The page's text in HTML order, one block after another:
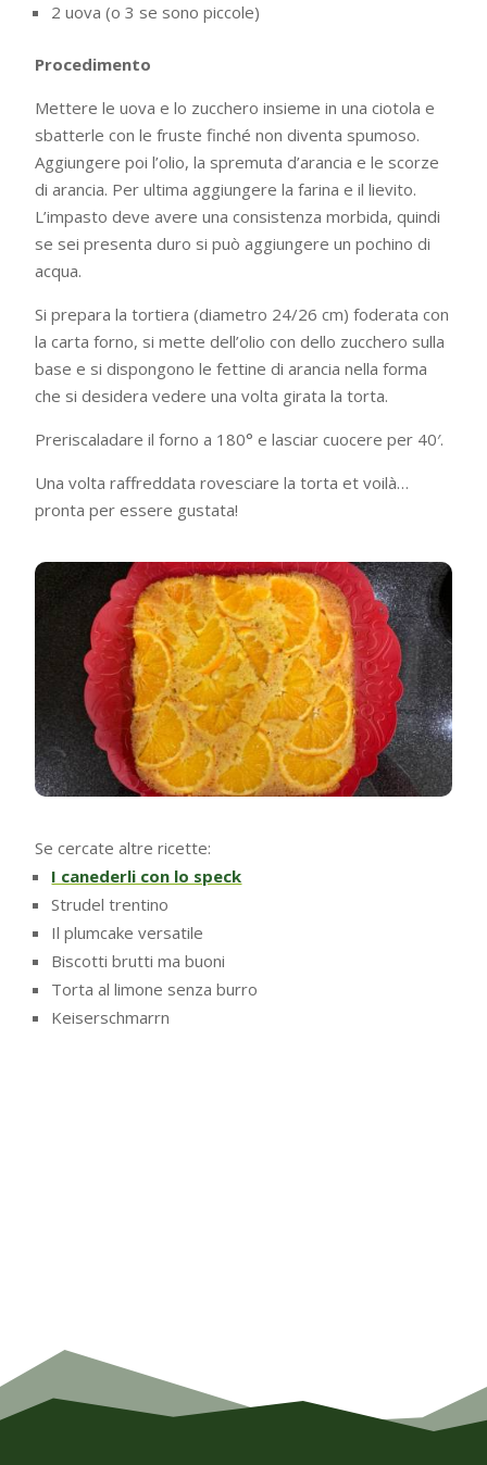
2 uova (o 3 se sono piccole)
Procedimento
Mettere le uova e lo zucchero insieme in una ciotola e
sbatterle con le fruste finché non diventa spumoso.
Aggiungere poi l’olio, la spremuta d’arancia e le scorze
di arancia. Per ultima aggiungere la farina e il lievito.
L’impasto deve avere una consistenza morbida, quindi
se sei presenta duro si può aggiungere un pochino di
acqua.
Si prepara la tortiera (diametro 24/26 cm) foderata con
la carta forno, si mette dell’olio con dello zucchero sulla
base e si dispongono le fettine di arancia nella forma
che si desidera vedere una volta girata la torta.
Preriscaladare il forno a 180° e lasciar cuocere per 40′.
Una volta raffreddata rovesciare la torta et voilà…
pronta per essere gustata!
Se cercate altre ricette:
I canederli con lo speck
Strudel trentino
Il plumcake versatile
Biscotti brutti ma buoni
Torta al limone senza burro
Keiserschmarrn